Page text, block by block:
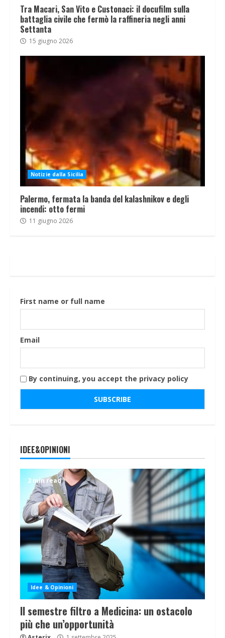
Tra Macari, San Vito e Custonaci: il docufilm sulla
battaglia civile che fermò la raffineria negli anni
Settanta
15 giugno 2026
Notizie dalla Sicilia
Palermo, fermata la banda del kalashnikov e degli
incendi: otto fermi
11 giugno 2026
First name or full name
Email
By continuing, you accept the privacy policy
IDEE&OPINIONI
2 min read
Idee & Opinioni
Il semestre filtro a Medicina: un ostacolo
più che un’opportunità